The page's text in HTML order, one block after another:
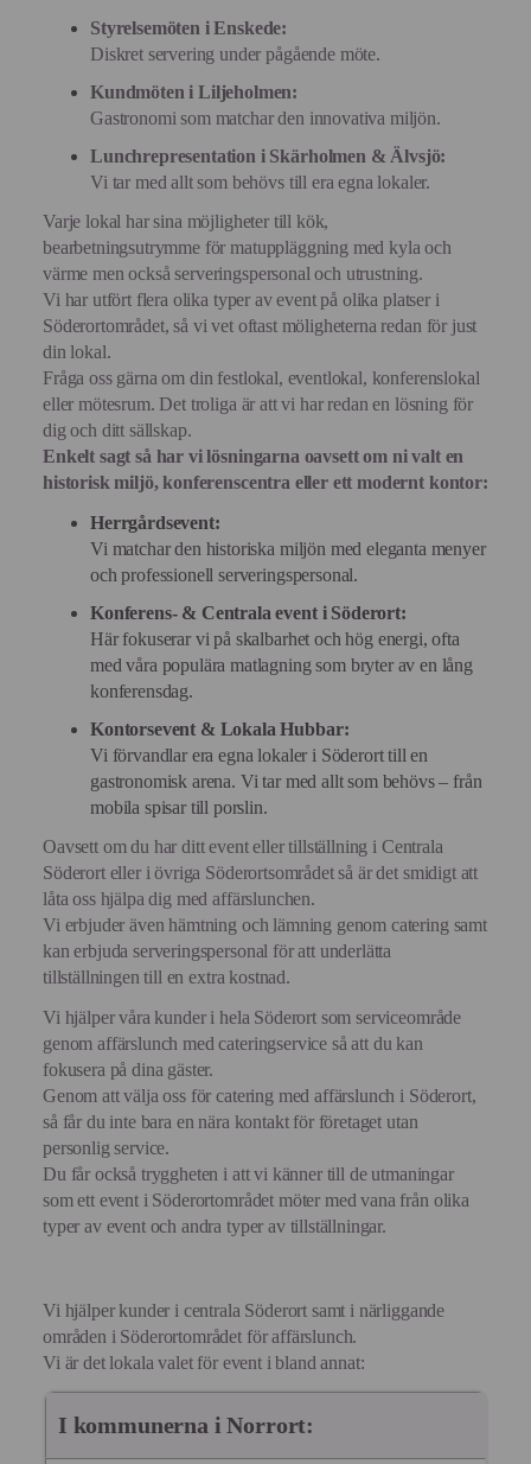
Styrelsemöten i Enskede:
Diskret servering under pågående möte.
Kundmöten i Liljeholmen:
Gastronomi som matchar den innovativa miljön.
Lunchrepresentation i Skärholmen & Älvsjö:
Vi tar med allt som behövs till era egna lokaler.
Varje lokal har sina möjligheter till kök,
bearbetningsutrymme för matuppläggning med kyla och
värme men också serveringspersonal och utrustning.
Vi har utfört flera olika typer av event på olika platser i
Söderortområdet, så vi vet oftast möligheterna redan för just
din lokal.
Fråga oss gärna om din festlokal, eventlokal, konferenslokal
eller mötesrum. Det troliga är att vi har redan en lösning för
dig och ditt sällskap.
Enkelt sagt så har vi lösningarna oavsett om ni valt en
historisk miljö, konferenscentra eller ett modernt kontor:
Herrgårdsevent:
Vi matchar den historiska miljön med eleganta menyer
och professionell serveringspersonal.
Konferens- & Centrala event i Söderort:
Här fokuserar vi på skalbarhet och hög energi, ofta
med våra populära matlagning som bryter av en lång
konferensdag.
Kontorsevent & Lokala Hubbar:
Vi förvandlar era egna lokaler i Söderort till en
gastronomisk arena. Vi tar med allt som behövs – från
mobila spisar till porslin.
Oavsett om du har ditt event eller tillställning i Centrala
Söderort eller i övriga Söderortsområdet så är det smidigt att
låta oss hjälpa dig med affärslunchen.
Vi erbjuder även hämtning och lämning genom catering samt
kan erbjuda serveringspersonal för att underlätta
tillställningen till en extra kostnad.
Vi hjälper våra kunder i hela Söderort som serviceområde
genom affärslunch med cateringservice så att du kan
fokusera på dina gäster.
Genom att välja oss för catering med affärslunch i Söderort,
så får du inte bara en nära kontakt för företaget utan
personlig service.
Du får också tryggheten i att vi känner till de utmaningar
som ett event i Söderortområdet möter med vana från olika
typer av event och andra typer av tillställningar.
Vi hjälper kunder i centrala Söderort samt i närliggande
områden i Söderortområdet för affärslunch.
Vi är det lokala valet för event i bland annat:
I kommunerna i Norrort: